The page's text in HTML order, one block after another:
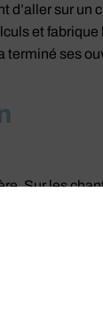
sur un
et fabrique
terminé ses
Sur les
bon sens de
atelier, il est
compte
par exemple